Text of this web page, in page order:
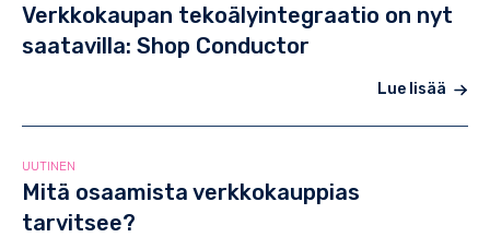
Verkkokaupan tekoälyintegraatio on nyt
saatavilla: Shop Conductor
Lue lisää
UUTINEN
Mitä osaamista verkkokauppias
tarvitsee?